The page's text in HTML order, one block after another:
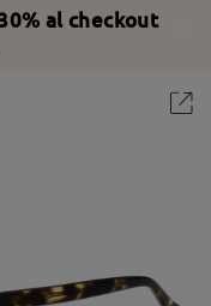
al checkout